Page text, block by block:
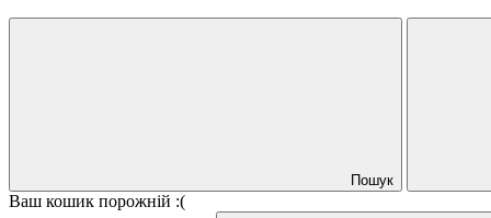
Пошук
Ваш кошик порожній :(